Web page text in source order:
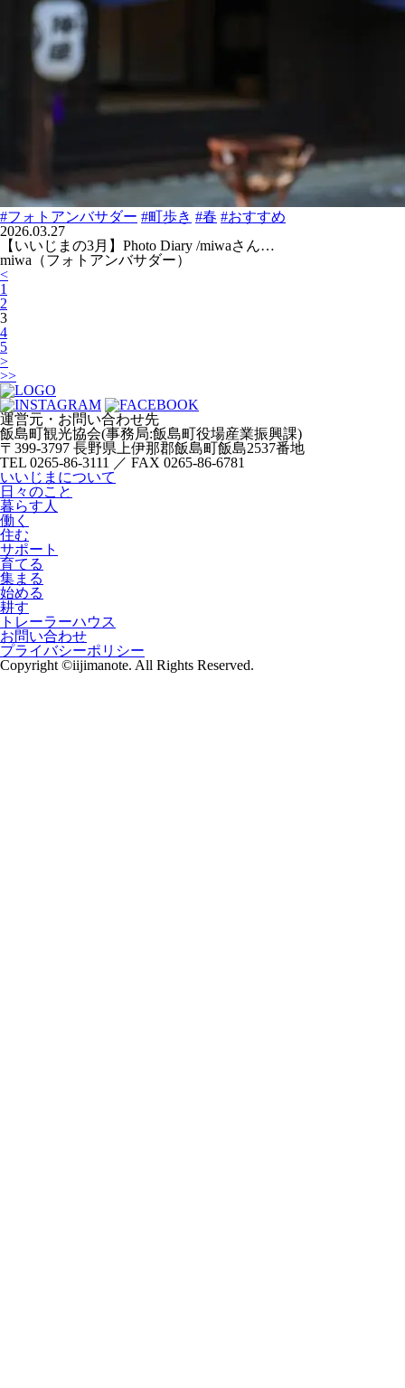
#フォトアンバサダー #町歩き #春 #おすすめ
2026.03.27
【いいじまの3月】Photo Diary /miwaさん…
miwa（フォトアンバサダー）
<
1
2
3
4
5
>
>>
運営元・お問い合わせ先
飯島町観光協会(事務局:飯島町役場産業振興課)
〒399-3797 長野県上伊那郡飯島町飯島2537番地
TEL 0265-86-3111 ／ FAX 0265-86-6781
いいじまについて
日々のこと
暮らす人
働く
住む
サポート
育てる
集まる
始める
耕す
トレーラーハウス
お問い合わせ
プライバシーポリシー
Copyright ©iijimanote. All Rights Reserved.